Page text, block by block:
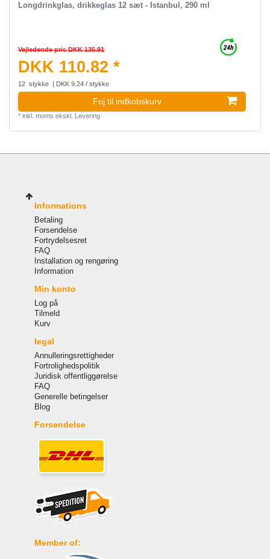
Longdrinkglas, drikkeglas 12 sæt - Istanbul, 290 ml
Vejledende pris DKK 135.91
DKK 110.82 *
12 stykke | DKK 9.24 / stykke
Foj til indkobskurv
* inkl. moms ekskl. Levering
Informations
Betaling
Forsendelse
Fortrydelsesret
FAQ
Installation og rengøring
Information
Min konto
Log på
Tilmeld
Kurv
legal
Annulleringsrettigheder
Fortrolighedspolitik
Juridisk offentliggørelse
FAQ
Generelle betingelser
Blog
Forsendelse
Member of: